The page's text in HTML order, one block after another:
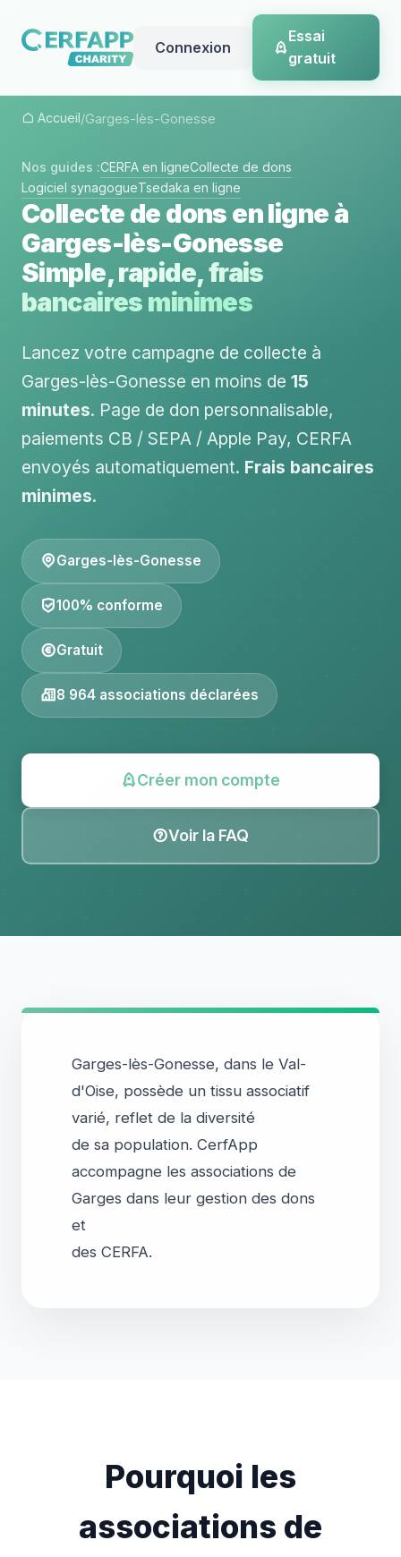
Connexion
Essai
gratuit
Accueil/Garges-lès-Gonesse
Nos guides :CERFA en ligneCollecte de dons
Logiciel synagogueTsedaka en ligne
Collecte de dons en ligne à
Garges-lès-Gonesse
Simple, rapide, frais
bancaires minimes
Lancez votre campagne de collecte à
Garges-lès-Gonesse en moins de 15
minutes. Page de don personnalisable,
paiements CB / SEPA / Apple Pay, CERFA
envoyés automatiquement. Frais bancaires
minimes.
Garges-lès-Gonesse
100% conforme
Gratuit
8 964 associations déclarées
Créer mon compte
Voir la FAQ
Garges-lès-Gonesse, dans le Val-
d'Oise, possède un tissu associatif
varié, reflet de la diversité
de sa population. CerfApp
accompagne les associations de
Garges dans leur gestion des dons
et
Pourquoi les
associations de